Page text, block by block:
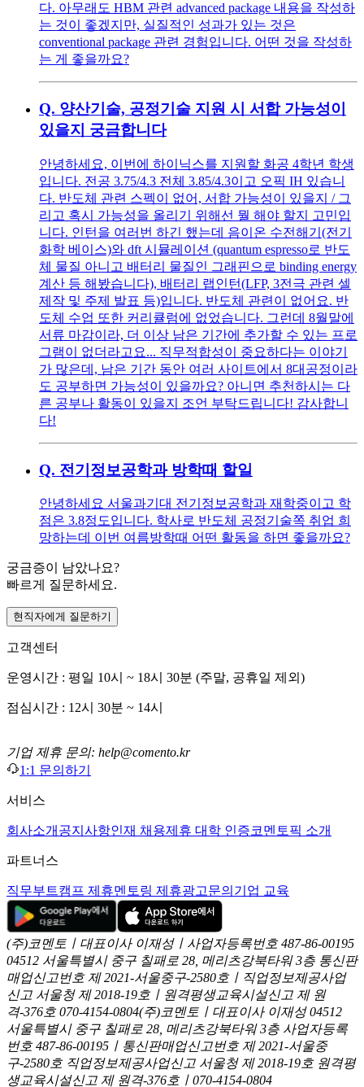
다. 아무래도 HBM 관련 advanced package 내용을 작성하
는 것이 좋겠지만, 실질적인 성과가 있는 것은
conventional package 관련 경험입니다. 어떤 것을 작성하
는 게 좋을까요?
Q. 양산기술, 공정기술 지원 시 서합 가능성이
있을지 궁금합니다
안녕하세요, 이번에 하이닉스를 지원할 화공 4학년 학생
입니다. 전공 3.75/4.3 전체 3.85/4.3이고 오픽 IH 있습니
다. 반도체 관련 스펙이 없어, 서합 가능성이 있을지 / 그
리고 혹시 가능성을 올리기 위해선 뭘 해야 할지 고민입
니다. 인턴을 여러번 하긴 했는데 음이온 수전해기(전기
화학 베이스)와 dft 시뮬레이션 (quantum espresso로 반도
체 물질 아니고 배터리 물질인 그래핀으로 binding energy
계산 등 해봤습니다), 배터리 랩인턴(LFP, 3전극 관련 셀
제작 및 주제 발표 등)입니다. 반도체 관련이 없어요. 반
도체 수업 또한 커리큘럼에 없었습니다. 그런데 8월말에
서류 마감이라, 더 이상 남은 기간에 추가할 수 있는 프로
그램이 없더라고요... 직무적합성이 중요하다는 이야기
가 많은데, 남은 기간 동안 여러 사이트에서 8대공정이라
도 공부하면 가능성이 있을까요? 아니면 추천하시는 다
른 공부나 활동이 있을지 조언 부탁드립니다! 감사합니
다!
Q. 전기정보공학과 방학때 할일
안녕하세요 서울과기대 전기정보공학과 재학중이고 학
점은 3.8정도입니다. 학사로 반도체 공정기술쪽 취업 희
망하는데 이번 여름방학때 어떤 활동을 하면 좋을까요?
궁금증이 남았나요?
빠르게 질문하세요.
현직자에게 질문하기
고객센터
운영시간 : 평일 10시 ~ 18시 30분 (주말, 공휴일 제외)
점심시간 : 12시 30분 ~ 14시
기업 제휴 문의: help@comento.kr
1:1 문의하기
서비스
회사소개 공지사항인재 채용제휴 대학 인증코멘토픽 소개
파트너스
직무부트캠프 제휴멘토링 제휴광고문의 기업 교육
(주)코멘토ㅣ대표이사 이재성ㅣ사업자등록번호 487-86-00195
04512 서울특별시 중구 칠패로 28, 메리츠강북타워 3층 통신판
매업신고번호 제 2021-서울중구-2580호ㅣ직업정보제공사업
신고 서울청 제 2018-19호ㅣ원격평생교육시설신고 제 원
격-376호 070-4154-0804(주)코멘토ㅣ대표이사 이재성 04512
서울특별시 중구 칠패로 28, 메리츠강북타워 3층 사업자등록
번호 487-86-00195ㅣ통신판매업신고번호 제 2021-서울중
구-2580호 직업정보제공사업신고 서울청 제 2018-19호 원격평
생교육시설신고 제 원격-376호ㅣ070-4154-0804